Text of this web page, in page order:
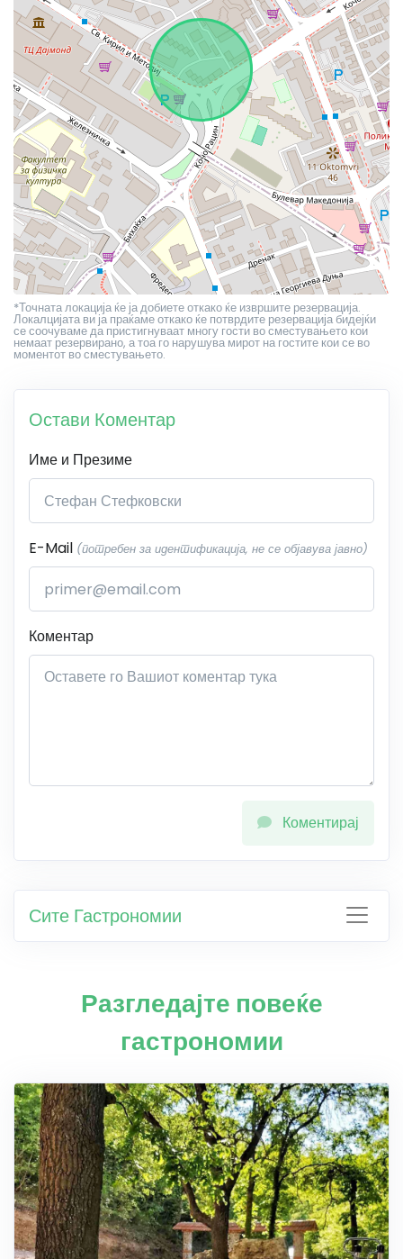
*Точната локација ќе ја добиете откако ќе извршите резервација.
Локалцијата ви ја праќаме откако ќе потврдите резервација бидејќи
се соочуваме да пристигнуваат многу гости во сместувањето кои
немаат резервирано, а тоа го нарушува мирот на гостите кои се во
моментот во сместувањето.
Остави Коментар
Име и Презиме
E-Mail (потребен за идентификација, не се објавува јавно)
Коментар
Коментирај
Сите Гастрономии
Разгледајте повеќе
гастрономии